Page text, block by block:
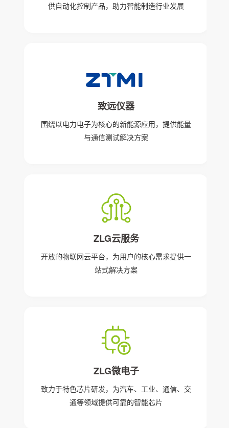
供自动化控制产品，助力智能制造行业发展
致远仪器
围绕以电力电子为核心的新能源应用，提供能量
与通信测试解决方案
ZLG云服务
开放的物联网云平台，为用户的核心需求提供一
站式解决方案
ZLG微电子
致力于特色芯片研发，为汽车、工业、通信、交
通等领域提供可靠的智能芯片